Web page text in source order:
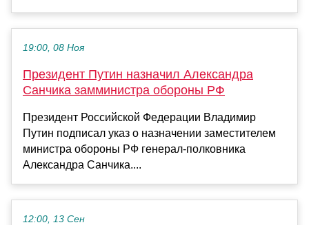
19:00, 08 Ноя
Президент Путин назначил Александра
Санчика замминистра обороны РФ
Президент Российской Федерации Владимир
Путин подписал указ о назначении заместителем
министра обороны РФ генерал-полковника
Александра Санчика....
12:00, 13 Сен